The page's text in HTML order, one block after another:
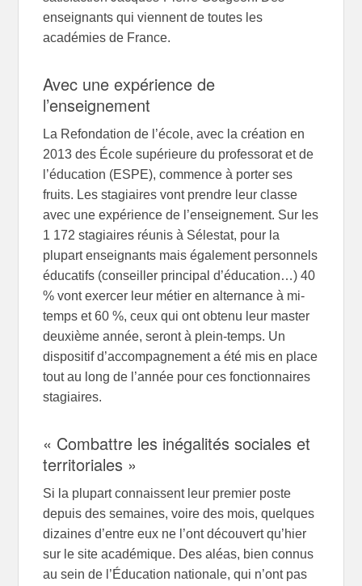
enseignants qui viennent de toutes les
académies de France.
Avec une expérience de
l’enseignement
La Refondation de l’école, avec la création en
2013 des École supérieure du professorat et de
l’éducation (ESPE), commence à porter ses
fruits. Les stagiaires vont prendre leur classe
avec une expérience de l’enseignement. Sur les
1 172 stagiaires réunis à Sélestat, pour la
plupart enseignants mais également personnels
éducatifs (conseiller principal d’éducation…) 40
% vont exercer leur métier en alternance à mi-
temps et 60 %, ceux qui ont obtenu leur master
deuxième année, seront à plein-temps. Un
dispositif d’accompagnement a été mis en place
tout au long de l’année pour ces fonctionnaires
stagiaires.
« Combattre les inégalités sociales et
territoriales »
Si la plupart connaissent leur premier poste
depuis des semaines, voire des mois, quelques
dizaines d’entre eux ne l’ont découvert qu’hier
sur le site académique. Des aléas, bien connus
au sein de l’Éducation nationale, qui n’ont pas